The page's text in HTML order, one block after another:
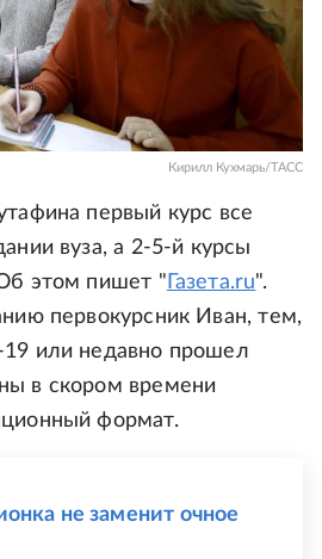
Кирилл Кухмарь/ТАСС
первый курс все
вуза, а 2-5-й курсы
этом пишет " Газета.ru".
первокурсник Иван, тем,
19 или недавно прошел
в скором времени
формат.
не заменит очное